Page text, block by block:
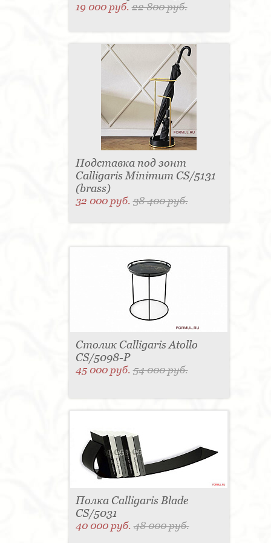
19 000 руб.22 800 руб.
Подставка под зонт
Calligaris Minimum CS/5131
(brass)
32 000 руб.38 400 руб.
Столик Calligaris Atollo
CS/5098-P
45 000 руб.54 000 руб.
Полка Calligaris Blade
CS/5031
40 000 руб.48 000 руб.